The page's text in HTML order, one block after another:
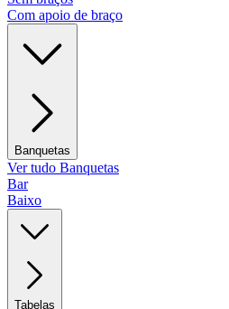
Com apoio de braço
Banquetas
Ver tudo Banquetas
Bar
Baixo
Tabelas